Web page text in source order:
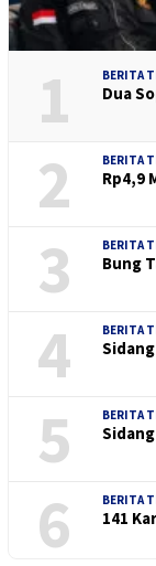
1 BERITA
Dua
2 BERITA
Rp4,9
3 BERITA
Bung
4 BERITA
5 BERITA
6 BERITA
141